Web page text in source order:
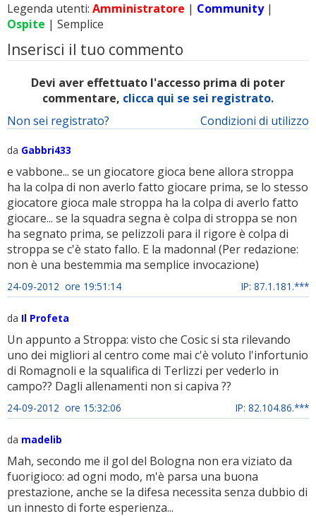
Legenda utenti: Amministratore | Community|
Ospite | Semplice
Inserisci il tuo commento
Devi aver effettuato l'accesso prima di poter
commentare, clicca qui se sei registrato.
Condizioni di utilizzo
Non sei registrato?
da Gabbri433
e vabbone... se un giocatore gioca bene allora stroppa
ha la colpa di non averlo fatto giocare prima, se lo stesso
giocatore gioca male stroppa ha la colpa di averlo fatto
giocare... se la squadra segna è colpa di stroppa se non
ha segnato prima, se pelizzoli para il rigore è colpa di
stroppa se c'è stato fallo. E la madonna! (Per redazione:
non è una bestemmia ma semplice invocazione)
24-09-2012 ore 19:51:14 IP: 87.1.181.***
da Il Profeta
Un appunto a Stroppa: visto che Cosic si sta rilevando
uno dei migliori al centro come mai c'è voluto l'infortunio
di Romagnoli e la squalifica di Terlizzi per vederlo in
campo?? Dagli allenamenti non si capiva ??
24-09-2012 ore 15:32:06 IP: 82.104.86.***
da madelib
Mah, secondo me il gol del Bologna non era viziato da
fuorigioco: ad ogni modo, m'è parsa una buona
prestazione, anche se la difesa necessita senza dubbio di
un innesto di forte esperienza...